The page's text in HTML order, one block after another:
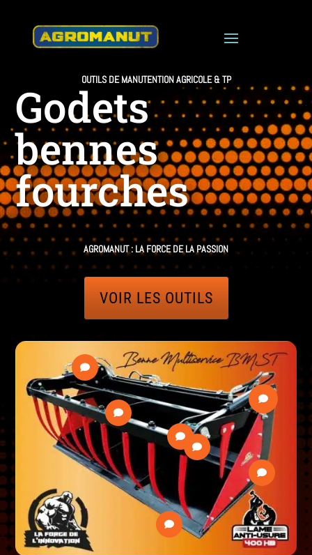
OUTILS DE MANUTENTION AGRICOLE & TP
Godets
bennes
fourches
AGROMANUT : LA FORCE DE LA PASSION
VOIR LES OUTILS






